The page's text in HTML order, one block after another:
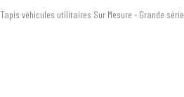
Tapis véhicules utilitaires Sur Mesure - Grande série